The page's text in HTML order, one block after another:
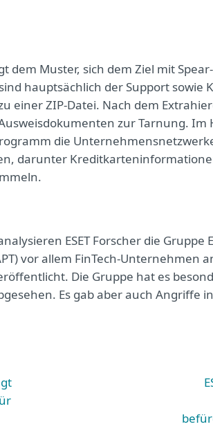
dem Muster, sich dem Ziel mit
hauptsächlich der Support sowie
einer ZIP-Datei. Nach dem
zur Tarnung.
die
darunter
ESET Forscher die Gruppe
vor allem FinTech-Unternehmen
Die Gruppe hat es
Es gab aber auch Angriffe